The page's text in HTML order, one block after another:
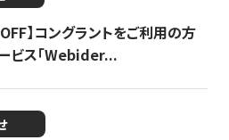
】コングラントをご利用の方
ビス「Webider...